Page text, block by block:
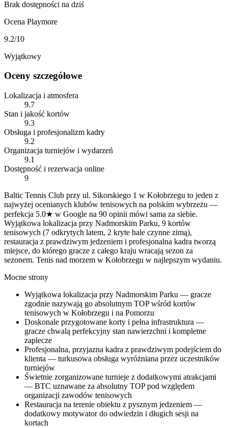
Brak dostępności na dziś
Ocena Playmore
9.2/10
Wyjątkowy
Oceny szczegółowe
Lokalizacja i atmosfera
9.7
Stan i jakość kortów
9.3
Obsługa i profesjonalizm kadry
9.2
Organizacja turniejów i wydarzeń
9.1
Dostępność i rezerwacja online
9
Baltic Tennis Club przy ul. Sikorskiego 1 w Kołobrzegu to jeden z
najwyżej ocenianych klubów tenisowych na polskim wybrzeżu —
perfekcja 5.0★ w Google na 90 opinii mówi sama za siebie.
Wyjątkowa lokalizacja przy Nadmorskim Parku, 9 kortów
tenisowych (7 odkrytych latem, 2 kryte hale czynne zimą),
restauracja z prawdziwym jedzeniem i profesjonalna kadra tworzą
miejsce, do którego gracze z całego kraju wracają sezon za
sezonem. Tenis nad morzem w Kołobrzegu w najlepszym wydaniu.
Mocne strony
Wyjątkowa lokalizacja przy Nadmorskim Parku — gracze
zgodnie nazywają go absolutnym TOP wśród kortów
tenisowych w Kołobrzegu i na Pomorzu
Doskonale przygotowane korty i pełna infrastruktura —
gracze chwalą perfekcyjny stan nawierzchni i kompletne
zaplecze
Profesjonalna, przyjazna kadra z prawdziwym podejściem do
klienta — turkusowa obsługa wyróżniana przez uczestników
turniejów
Świetnie zorganizowane turnieje z dodatkowymi atrakcjami
— BTC uznawane za absolutny TOP pod względem
organizacji zawodów tenisowych
Restauracja na terenie obiektu z pysznym jedzeniem —
dodatkowy motywator do odwiedzin i długich sesji na
kortach